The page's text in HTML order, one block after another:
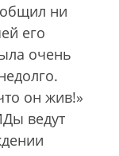
ни
его
очень
он жив!»
ведут